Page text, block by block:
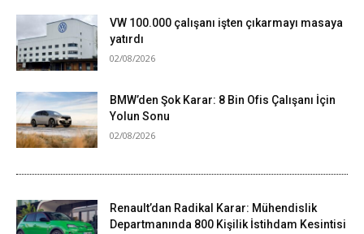
VW 100.000 çalışanı işten çıkarmayı masaya
yatırdı
02/08/2026
BMW’den Şok Karar: 8 Bin Ofis Çalışanı İçin
Yolun Sonu
02/08/2026
Renault’dan Radikal Karar: Mühendislik
Departmanında 800 Kişilik İstihdam Kesintisi